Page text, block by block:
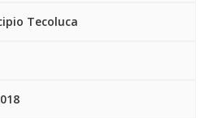
Tecoluca